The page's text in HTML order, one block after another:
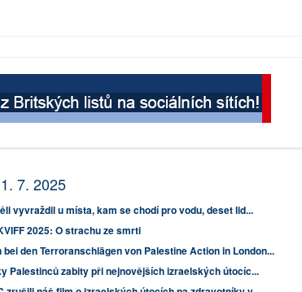
7. 2025
vyvraždil u místa, kam se chodí pro vodu, deset lid...
2025: O strachu ze smrti
bei den Terroranschlägen von Palestine Action in London...
Palestinců zabity při nejnovějších izraelských útocíc...